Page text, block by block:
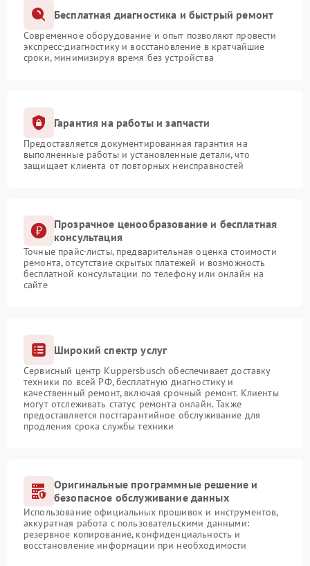
Бесплатная диагностика и быстрый ремонт
Современное оборудование и опыт позволяют провести
экспресс-диагностику и восстановление в кратчайшие
сроки, минимизируя время без устройства
Гарантия на работы и запчасти
Предоставляется документированная гарантия на
выполненные работы и установленные детали, что
защищает клиента от повторных неисправностей
Прозрачное ценообразование и бесплатная
консультация
Точные прайс-листы, предварительная оценка стоимости
ремонта, отсутствие скрытых платежей и возможность
бесплатной консультации по телефону или онлайн на
сайте
Широкий спектр услуг
Сервисный центр Kuppersbusch обеспечивает доставку
техники по всей РФ, бесплатную диагностику и
качественный ремонт, включая срочный ремонт. Клиенты
могут отслеживать статус ремонта онлайн. Также
предоставляется постгарантийное обслуживание для
продления срока службы техники
Оригинальные программные решение и
безопасное обслуживание данных
Использование официальных прошивок и инструментов,
аккуратная работа с пользовательскими данными:
резервное копирование, конфиденциальность и
восстановление информации при необходимости